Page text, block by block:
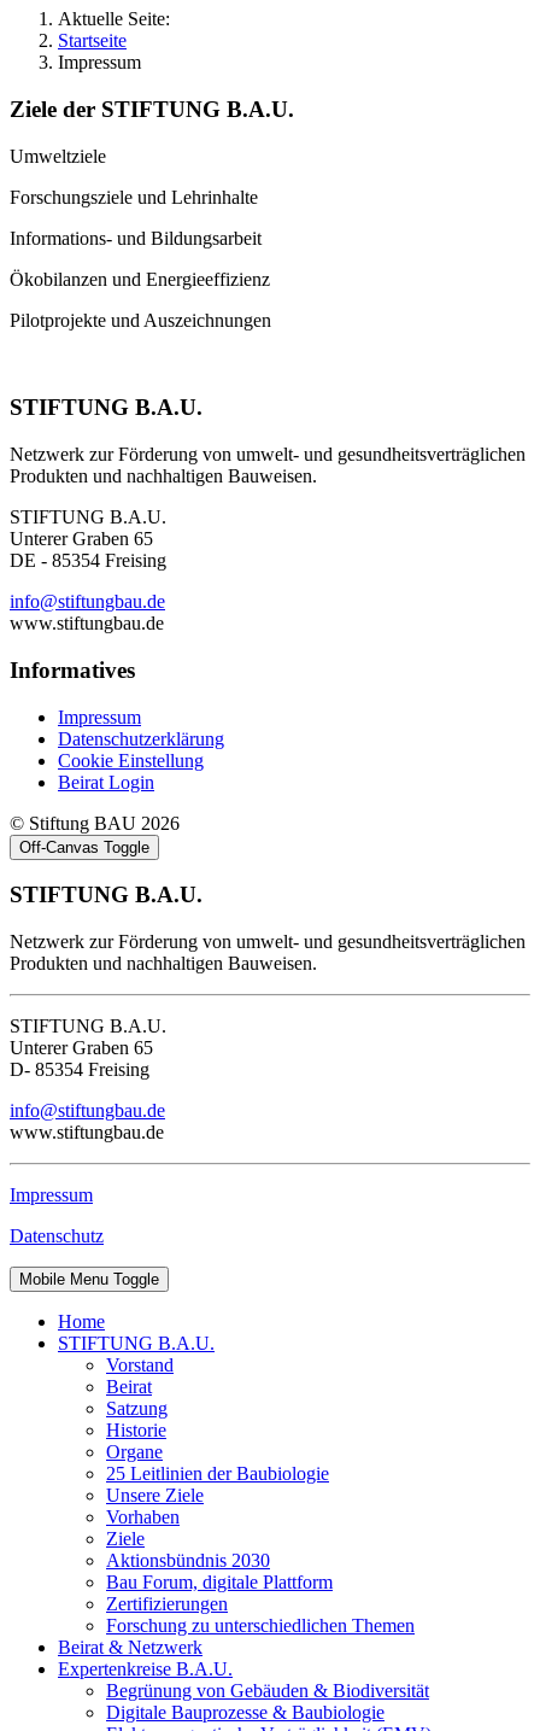
Aktuelle Seite:
Startseite
Impressum
Ziele der STIFTUNG B.A.U.
Umweltziele
Forschungsziele und Lehrinhalte
Informations- und Bildungsarbeit
Ökobilanzen und Energieeffizienz
Pilotprojekte und Auszeichnungen
STIFTUNG B.A.U.
Netzwerk zur Förderung von umwelt- und gesundheitsverträglichen
Produkten und nachhaltigen Bauweisen.
STIFTUNG B.A.U.
Unterer Graben 65
DE - 85354 Freising
info@stiftungbau.de
www.stiftungbau.de
Informatives
Impressum
Datenschutzerklärung
Cookie Einstellung
Beirat Login
© Stiftung BAU 2026
Off-Canvas Toggle
STIFTUNG B.A.U.
Netzwerk zur Förderung von umwelt- und gesundheitsverträglichen
Produkten und nachhaltigen Bauweisen.
STIFTUNG B.A.U.
Unterer Graben 65
D- 85354 Freising
info@stiftungbau.de
www.stiftungbau.de
Impressum
Datenschutz
Mobile Menu Toggle
Home
STIFTUNG B.A.U.
Vorstand
Beirat
Satzung
Historie
Organe
25 Leitlinien der Baubiologie
Unsere Ziele
Vorhaben
Ziele
Aktionsbündnis 2030
Bau Forum, digitale Plattform
Zertifizierungen
Forschung zu unterschiedlichen Themen
Beirat & Netzwerk
Expertenkreise B.A.U.
Begrünung von Gebäuden & Biodiversität
Digitale Bauprozesse & Baubiologie